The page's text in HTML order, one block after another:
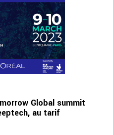
Global summit
au tarif